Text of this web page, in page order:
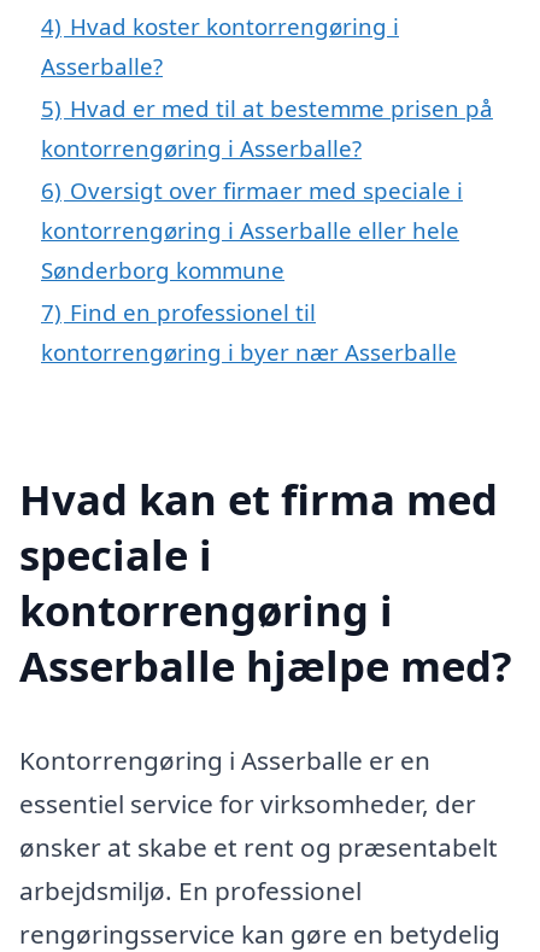
4) Hvad koster kontorrengøring i
Asserballe?
5) Hvad er med til at bestemme prisen på
kontorrengøring i Asserballe?
6) Oversigt over firmaer med speciale i
kontorrengøring i Asserballe eller hele
Sønderborg kommune
7) Find en professionel til
kontorrengøring i byer nær Asserballe
Hvad kan et firma med
speciale i
kontorrengøring i
Asserballe hjælpe med?
Kontorrengøring i Asserballe er en
essentiel service for virksomheder, der
ønsker at skabe et rent og præsentabelt
arbejdsmiljø. En professionel
rengøringsservice kan gøre en betydelig